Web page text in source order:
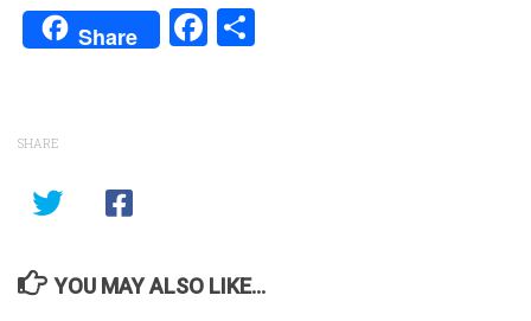
Share Facebook
SHARE
YOU MAY ALSO LIKE...